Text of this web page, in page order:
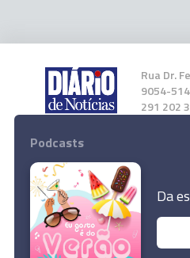
Rua Dr.
9054-
291 202
Instale a
© 2023 Empresa
Podcasts
Da